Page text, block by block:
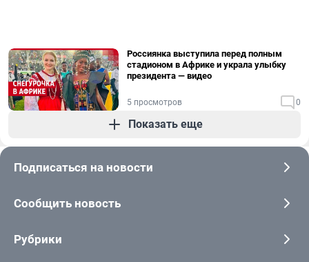
Россиянка выступила перед полным
стадионом в Африке и украла улыбку
президента — видео
5 просмотров 0
Показать еще
Подписаться на новости
Сообщить новость
Рубрики